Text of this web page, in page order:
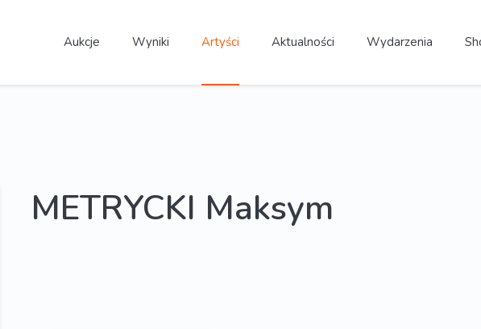
Aukcje Wyniki Artyści Aktualności Wydarzenia
METRYCKI Maksym